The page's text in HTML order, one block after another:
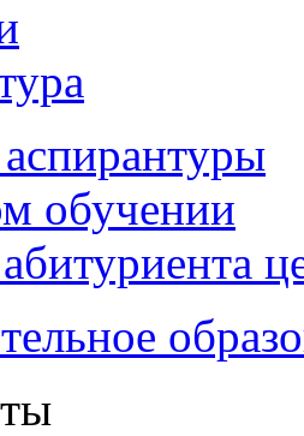
обучении